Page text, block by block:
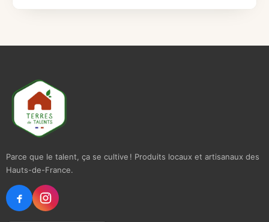
Parce que le talent, ça se cultive ! Produits locaux et artisanaux des
Hauts-de-France.